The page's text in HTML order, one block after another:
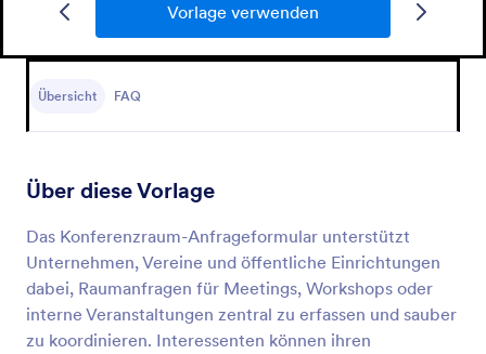
Vorlage verwenden
Übersicht FAQ
Über diese Vorlage
Das Konferenzraum-Anfrageformular unterstützt
Unternehmen, Vereine und öffentliche Einrichtungen
dabei, Raumanfragen für Meetings, Workshops oder
interne Veranstaltungen zentral zu erfassen und sauber
zu koordinieren. Interessenten können ihren
Hotel Buchungsformular
Hotelbuchungen und der Verwaltung von
Vorschau